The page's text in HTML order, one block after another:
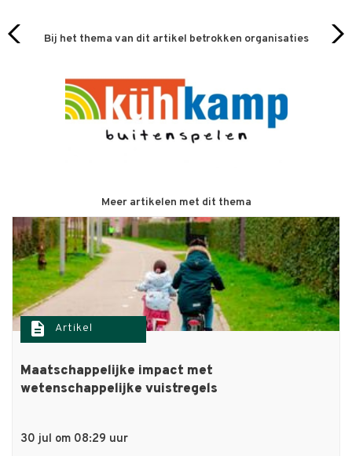
Bij het thema van dit artikel betrokken organisaties
Meer artikelen met dit thema
description Artikel
Maatschappelijke impact met
wetenschappelijke vuistregels
30 jul om 08:29 uur